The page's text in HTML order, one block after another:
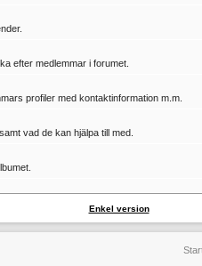
efter medlemmar i forumet.
profiler med kontaktinformation m.m.
vad de kan hjälpa till med.
Enkel version